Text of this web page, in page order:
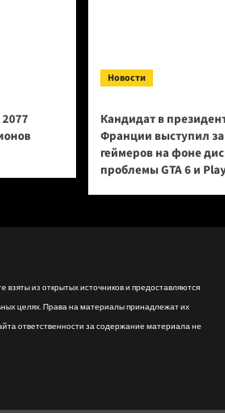
Новости
Кандидат в
Франции выступил
геймеров на фоне
проблемы GTA 6 и
из открытых источников и предоставляются
целях. Права на материалы принадлежат их
ответственности за содержание материала не